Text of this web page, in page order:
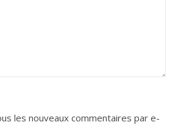
les nouveaux commentaires par e-